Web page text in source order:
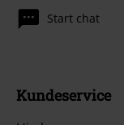
Start chat
Kundeservice